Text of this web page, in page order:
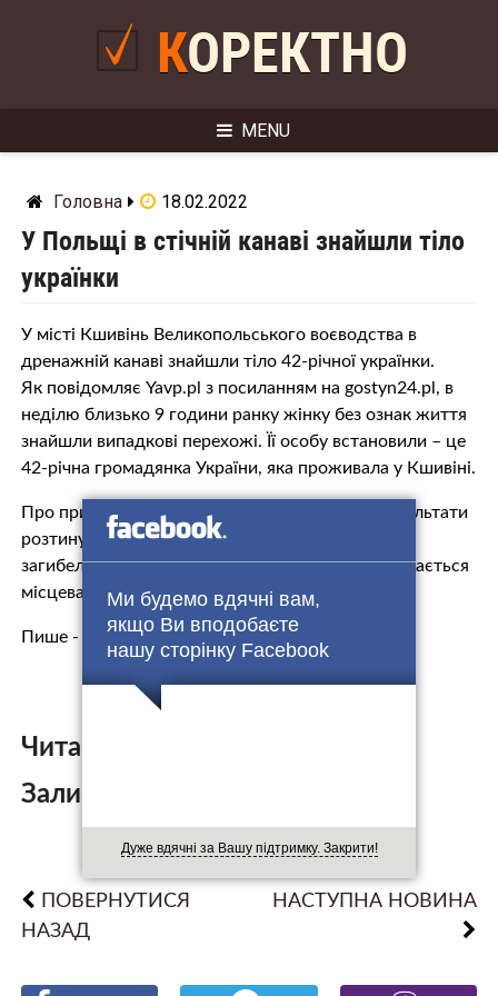
Ми будемо вдячні вам,
якщо Ви вподобаєте
нашу сторінку Facebook
Дуже вдячні за Вашу підтримку. Закрити!
КОРЕКТНО
MENU
Головна 18.02.2022
У Польщі в стічній канаві знайшли тіло
українки
У місті Кшивінь Великопольського воєводства в
дренажній канаві знайшли тіло 42-річної українки.
Як повідомляє Yavp.pl з посиланням на gostyn24.pl, в
неділю близько 9 години ранку жінку без ознак життя
знайшли випадкові перехожі. Її особу встановили – це
42-річна громадянка України, яка проживала у Кшивіні.
Про причини смерті поки нічого не відомо. Результати
розтину вкажуть слідству на те, чи причетні до
загибелі людини сторонні особи. Справою займається
місцева поліція під наглядом прокуратури.
Пише - джерело.
Читайте також:
Залишити коментар:
ПОВЕРНУТИСЯ
НАЗАД
НАСТУПНА НОВИНА